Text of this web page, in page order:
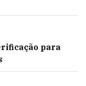
para